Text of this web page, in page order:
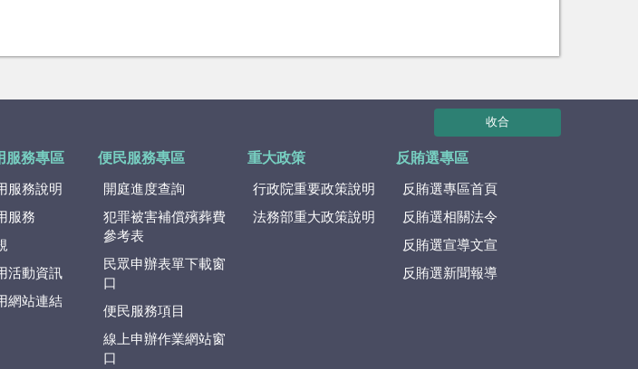
收合
服務專區
服務說明
服務
活動資訊
網站連結
便民服務專區
開庭進度查詢
犯罪被害補償殯葬費
參考表
民眾申辦表單下載窗
口
便民服務項目
線上申辦作業網站窗
口
重大政策
行政院重要政策說明
法務部重大政策說明
反賄選專區
反賄選專區首頁
反賄選相關法令
反賄選宣導文宣
反賄選新聞報導